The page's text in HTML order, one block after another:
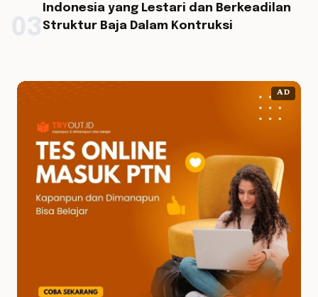
Indonesia yang Lestari dan Berkeadilan
Struktur Baja Dalam Kontruksi
AD